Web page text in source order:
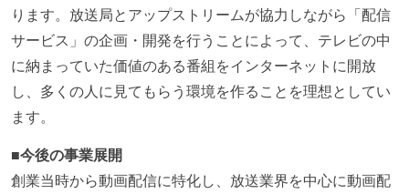
ります。放送局とアップストリームが協力しながら「配信
サービス」の企画・開発を行うことによって、テレビの中
に納まっていた価値のある番組をインターネットに開放
し、多くの人に見てもらう環境を作ることを理想としてい
ます。
■今後の事業展開
創業当時から動画配信に特化し、放送業界を中心に動画配